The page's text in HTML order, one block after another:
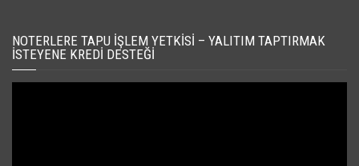
NOTERLERE TAPU İŞLEM YETKISI – YALITIM TAPTIRMAK
İSTEYENE KREDI DESTEĞI